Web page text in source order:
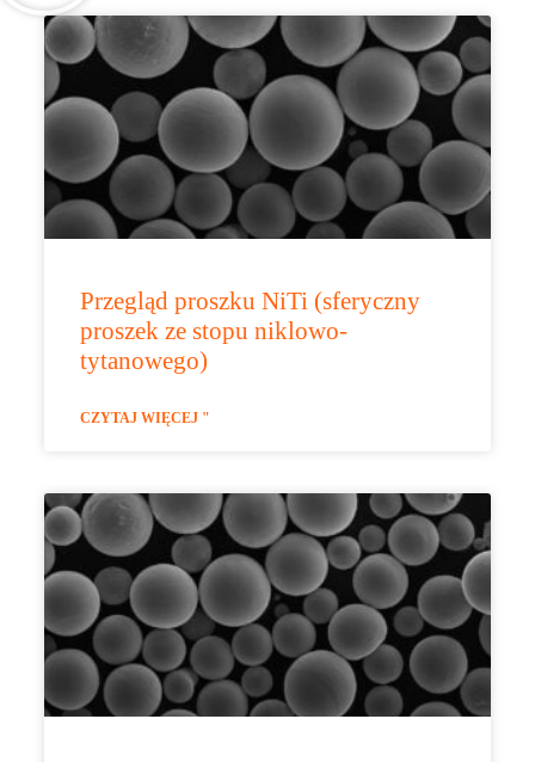
Przegląd proszku NiTi (sferyczny
proszek ze stopu niklowo-
tytanowego)
CZYTAJ WIĘCEJ "